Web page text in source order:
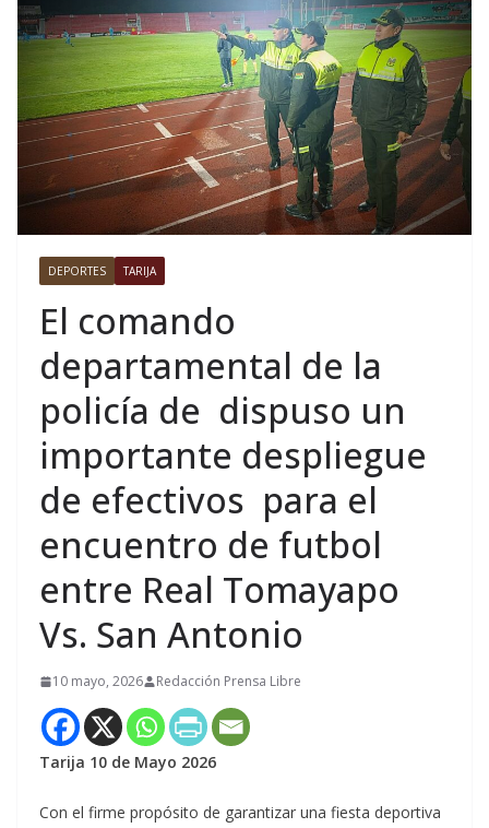
DEPORTES TARIJA
El comando
departamental de la
policía de dispuso un
importante despliegue
de efectivos para el
encuentro de futbol
entre Real Tomayapo
Vs. San Antonio
10 mayo, 2026 Redacción Prensa Libre
Tarija 10 de Mayo 2026
Con el firme propósito de garantizar una fiesta deportiva